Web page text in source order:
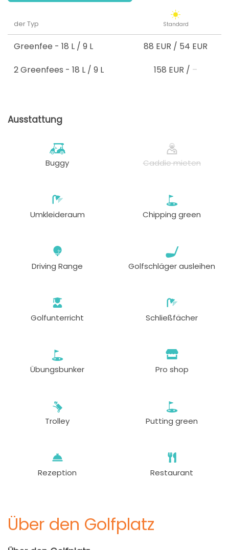
der Typ Standard
Greenfee - 18 L / 9 L 88 EUR / 54 EUR
2 Greenfees - 18 L / 9 L 158 EUR / –
Ausstattung
Buggy Caddie mieten
Umkleideraum Chipping green
Driving Range Golfschläger ausleihen
Golfunterricht Schließfächer
Übungsbunker Pro shop
Trolley Putting green
Rezeption Restaurant
Über den Golfplatz